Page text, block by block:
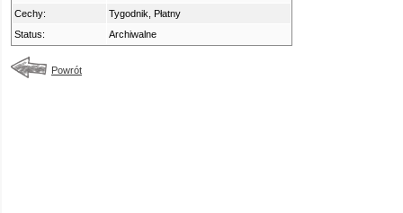
Cechy:
Tygodnik, Płatny
Status:
Archiwalne
Powrót